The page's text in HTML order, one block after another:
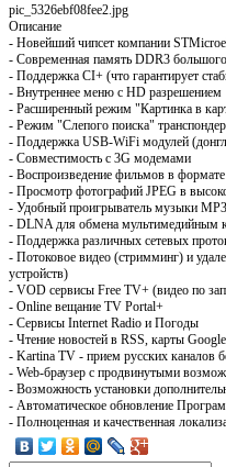
pic_5326ebf08fee2.jpg
Описание
- Новейший чипсет компании
- Современная память DDR3
- Поддержка CI+ (что гарантирует
- Внутреннее меню с HD разрешением
- Расширенный режим "Картинка в
- Режим "Слепого поиска"
- Поддержка USB-WiFi модулей
- Совместимость с 3G модемами
- Воспроизведение фильмов в
- Просмотр фотографий JPEG в
- Удобный проигрыватель музыки MP3
- DLNA для обмена мультимедийным
- Поддержка различных сетевых
- Потоковое видео (стримминг) и
устройств)
- VOD сервисы Free TV+ (видео по
- Online вещание TV Portal+
- Сервисы Internet Radio и Погоды
- Чтение новостей в RSS, карты
- Kartina TV - прием русских каналов
- Web-браузер с продвинутыми
- Возможность установки
- Автоматическое обновление
- Полноценная и качественная